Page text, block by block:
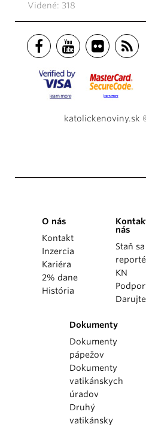
Videné: 318
katolickenoviny.sk
O nás
Kontakt
Inzercia
Kariéra
2% dane
História
nás
Staň sa
KN
Dokumenty
Dokumenty
pápežov
Dokumenty
vatikánskych
úradov
Druhý
vatikánsky